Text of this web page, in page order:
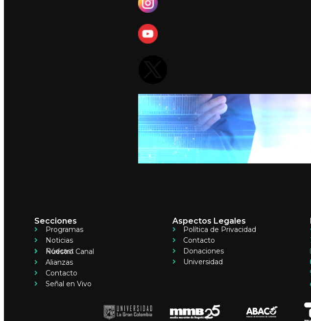
Secciones
Programas
Noticias
Pódcast
Nuestro Canal
Alianzas
Contacto
Señal en Vivo
Aspectos Legales
Política de Privacidad
Contacto
Donaciones
Universidad